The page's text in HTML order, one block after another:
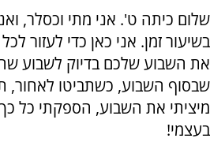
שלום כיתה ט'. אני מתי וכסלר,
בשיעור זמן. אני כאן כדי לעזור
את השבוע שלכם בדיוק לשבוע
שבסוף השבוע, כשתביטו לאחור,
מיציתי את השבוע, הספקתי כל
בעצמי!